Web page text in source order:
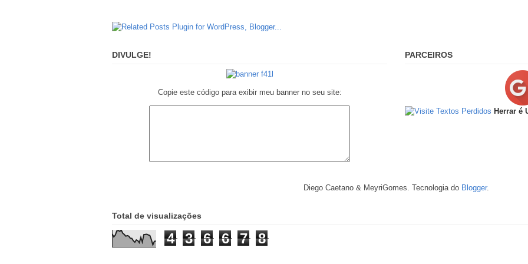
DIVULGE!
Copie este código para exibir meu banner no seu site:
PARCEIROS
Herrar é
Diego Caetano & MeyriGomes. Tecnologia do Blogger.
Total de visualizações
4 3 6 6 7 8